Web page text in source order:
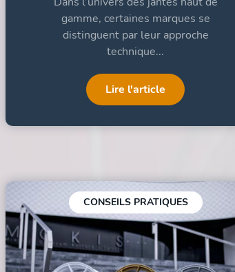
gamme, certaines marques se
distinguent par leur approche
technique...
Lire l'article
CONSEILS PRATIQUES